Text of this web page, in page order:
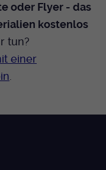
oder Flyer - das
kostenlos
tun?
einer
.